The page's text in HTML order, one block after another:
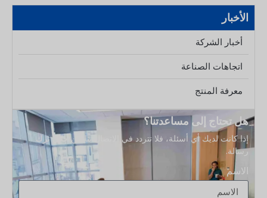
الأخبار
أخبار الشركة
اتجاهات الصناعة
معرفة المنتج
هل تحتاج إلى مساعدتنا؟
إذا كانت لديك أي أسئلة، فلا تتردد في الاتصال بنا من خلال ترك
رسالة.
الاسم
وفقًا لـ AQL، كما أنها ليست إذنًا لـ